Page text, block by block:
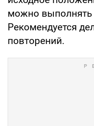
можно выполнять
Рекомендуется
повторений.